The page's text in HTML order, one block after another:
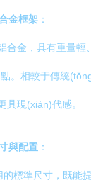
金框架 ：
合金，具有重量輕
。相較于傳統
具現(xiàn)代感。
與配置 ：
標準尺寸，既能